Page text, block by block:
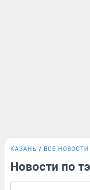
КАЗАНЬ ВСЕ НОВОСТИ
Новости по